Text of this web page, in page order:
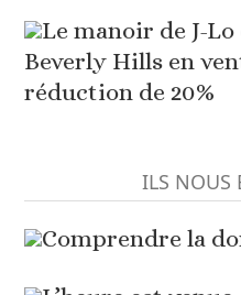
Le manoir de J-
Beverly Hills en
réduction de 20%
ILS NOUS
Comprendre la